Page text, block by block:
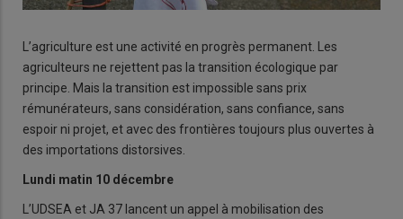
L’agriculture est une activité en progrès permanent. Les
agriculteurs ne rejettent pas la transition écologique par
principe. Mais la transition est impossible sans prix
rémunérateurs, sans considération, sans confiance, sans
espoir ni projet, et avec des frontières toujours plus ouvertes à
des importations distorsives.
Lundi matin 10 décembre
L’UDSEA et JA 37 lancent un appel à mobilisation des